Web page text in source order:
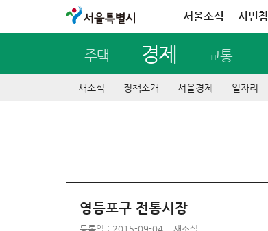
서울특별시 서울소식 시민
주택 경제 교통
새소식 정책소개 서울경제 일자리
영등포구 전통시장
등록일 : 2015-09-04 새소식